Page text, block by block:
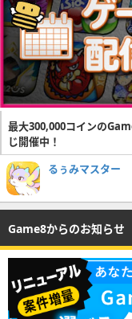
最大300,000コインの
じ開催中！
るぅみマスター
Game8からのお知らせ